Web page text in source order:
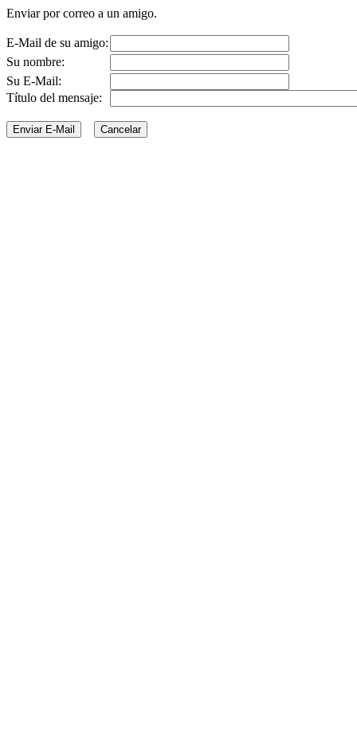
Enviar por correo a un amigo.
E-Mail de su amigo:
Su nombre:
Su E-Mail:
Título del mensaje: